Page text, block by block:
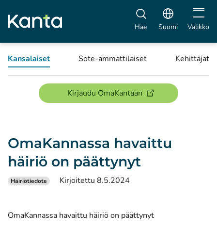
Hae Suomi Avaa
Valikko
Kansalaiset Sote-ammattilaiset Kehittäjät
Kirjaudu OmaKantaan(avautuu uuteen
OmaKannassa havaittu
häiriö on päättynyt
Häiriötiedote Kirjoitettu 8.5.2024
OmaKannassa havaittu häiriö on päättynyt